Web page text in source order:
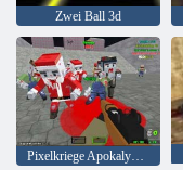
Zwei Ball 3d